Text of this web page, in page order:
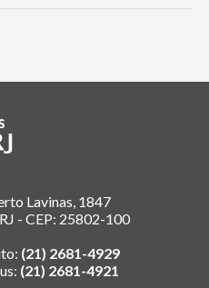
Lavinas, 1847
- CEP: 25802-100
(21) 2681-4929
(21) 2681-4921